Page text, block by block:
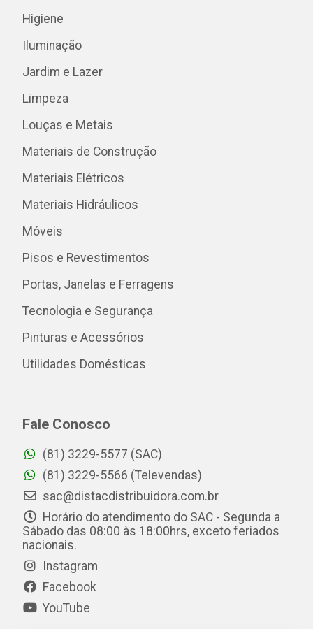
Higiene
Iluminação
Jardim e Lazer
Limpeza
Louças e Metais
Materiais de Construção
Materiais Elétricos
Materiais Hidráulicos
Móveis
Pisos e Revestimentos
Portas, Janelas e Ferragens
Tecnologia e Segurança
Pinturas e Acessórios
Utilidades Domésticas
Fale Conosco
(81) 3229-5577 (SAC)
(81) 3229-5566 (Televendas)
sac@distacdistribuidora.com.br
Horário do atendimento do SAC - Segunda a
Sábado das 08:00 às 18:00hrs, exceto feriados
nacionais.
Instagram
Facebook
YouTube